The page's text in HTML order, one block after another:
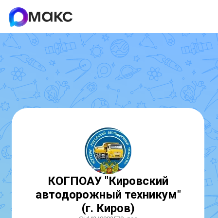
КОГПОАУ "Кировский
автодорожный техникум"
(г. Киров)